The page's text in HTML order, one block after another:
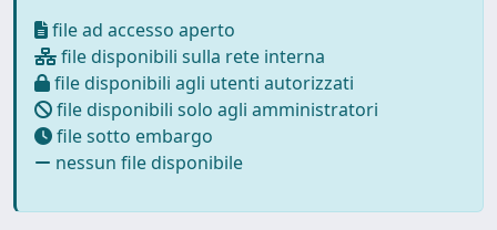
file ad accesso aperto
file disponibili sulla rete interna
file disponibili agli utenti autorizzati
file disponibili solo agli amministratori
file sotto embargo
nessun file disponibile